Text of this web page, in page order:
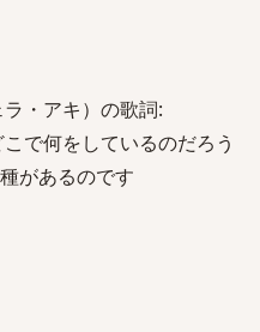
・アキ）の歌詞:
で何をしているのだろう
があるのです